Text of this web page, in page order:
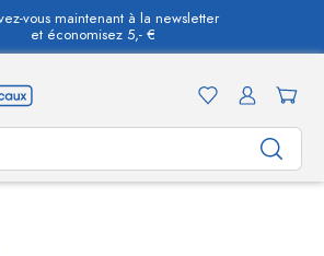
vous maintenant à la newsletter
et économisez 5,- €